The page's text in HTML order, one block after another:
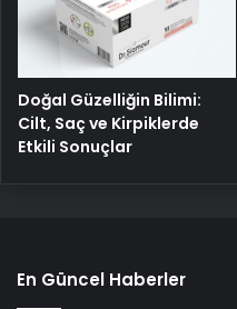
Doğal Güzelliğin Bilimi:
Cilt, Saç ve Kirpiklerde
Etkili Sonuçlar
En Güncel Haberler